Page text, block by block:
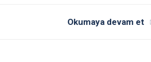
Okumaya devam et